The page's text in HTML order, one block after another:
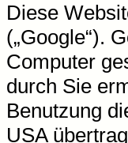
Diese
(„Google“).
Computer
durch Sie
Benutzung
USA